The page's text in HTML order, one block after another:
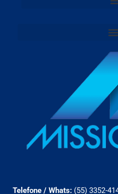
Telefone / Whats: (55) 3352-